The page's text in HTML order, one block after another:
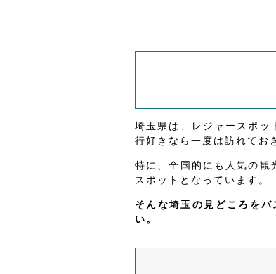
埼玉県は、レジャースポッ
行好きなら一度は訪れてお
特に、全国的にも人気の観
スポットとなっています。
そんな埼玉の見どころを
い。